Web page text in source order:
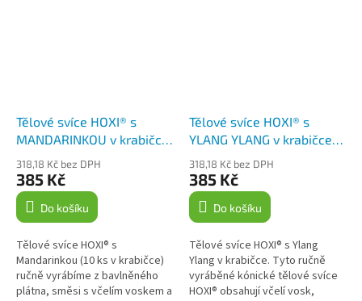
Tělové svíce HOXI® s
MANDARINKOU v krabičce
10ks
318,18 Kč bez DPH
385 Kč
Do košíku
Tělové svíce HOXI® s
Mandarinkou (10 ks v krabičce)
ručně vyrábíme z bavlněného
plátna, směsi s včelím voskem a
Tělové svíce HOXI® s
YLANG YLANG v krabičce
10ks
318,18 Kč bez DPH
385 Kč
Do košíku
Tělové svíce HOXI® s Ylang
Ylang v krabičce. Tyto ručně
vyráběné kónické tělové svíce
HOXI® obsahují včelí vosk,